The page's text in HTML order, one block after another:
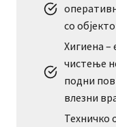
со
Хигиена –
чистење
подни
влезни
Техничко